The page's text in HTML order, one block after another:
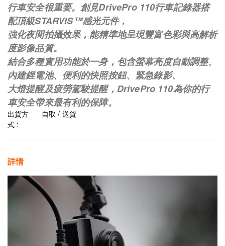
行車安全很重要。創見DrivePro 110行車記錄器搭
配頂級STARVIS™感光元件，
強化夜間拍攝效果，能精準地呈現豐富色彩與高解析
度影像品質。
結合多種實用功能於一身，包含螢幕亮度自動調整、
內建鋰電池、便利的快照按鈕、緊急錄影、
大燈提醒及疲勞駕駛提醒，DrivePro 110為你的行
車安全帶來最有利的保障。
出貨方
式 :
自取 / 送貨
詳情